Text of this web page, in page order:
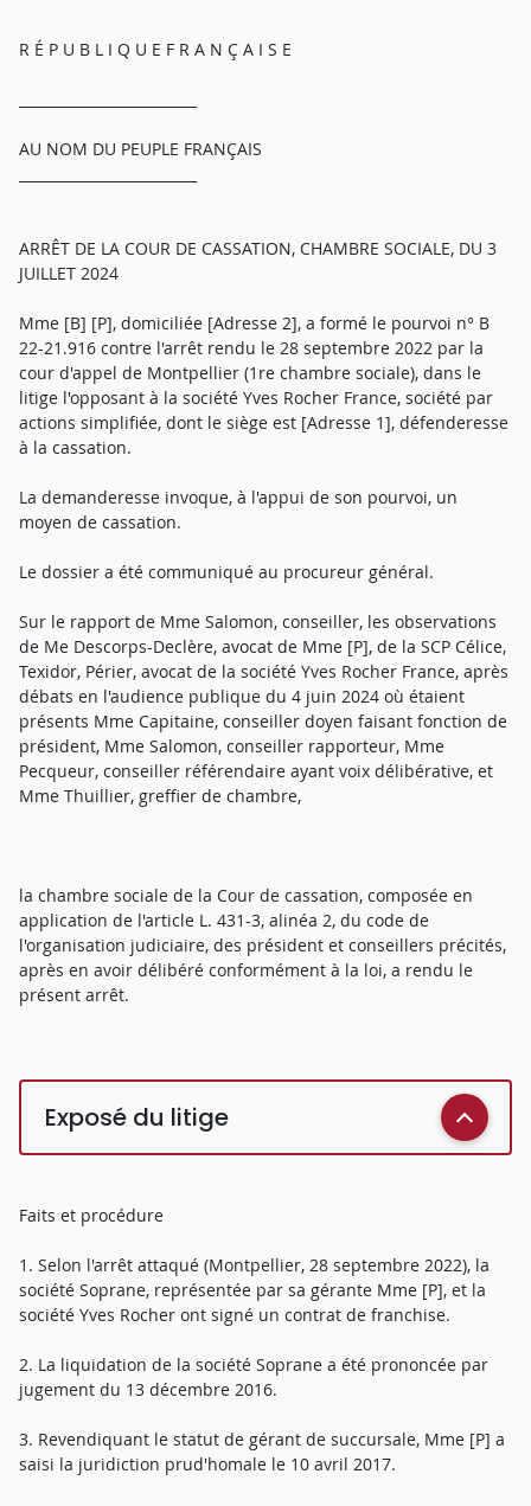
R É P U B L I Q U E F R A N Ç A I S E
AU NOM DU PEUPLE FRANÇAIS
ARRÊT DE LA COUR DE CASSATION, CHAMBRE SOCIALE, DU 3
JUILLET 2024
Mme [B] [P], domiciliée [Adresse 2], a formé le pourvoi n° B
22-21.916 contre l'arrêt rendu le 28 septembre 2022 par la
cour d'appel de Montpellier (1re chambre sociale), dans le
litige l'opposant à la société Yves Rocher France, société par
actions simplifiée, dont le siège est [Adresse 1], défenderesse
à la cassation.
La demanderesse invoque, à l'appui de son pourvoi, un
moyen de cassation.
Le dossier a été communiqué au procureur général.
Sur le rapport de Mme Salomon, conseiller, les observations
de Me Descorps-Declère, avocat de Mme [P], de la SCP Célice,
Texidor, Périer, avocat de la société Yves Rocher France, après
débats en l'audience publique du 4 juin 2024 où étaient
présents Mme Capitaine, conseiller doyen faisant fonction de
président, Mme Salomon, conseiller rapporteur, Mme
Pecqueur, conseiller référendaire ayant voix délibérative, et
Mme Thuillier, greffier de chambre,
la chambre sociale de la Cour de cassation, composée en
application de l'article L. 431-3, alinéa 2, du code de
l'organisation judiciaire, des président et conseillers précités,
après en avoir délibéré conformément à la loi, a rendu le
présent arrêt.
Exposé du litige
Faits et procédure
1. Selon l'arrêt attaqué (Montpellier, 28 septembre 2022), la
société Soprane, représentée par sa gérante Mme [P], et la
société Yves Rocher ont signé un contrat de franchise.
2. La liquidation de la société Soprane a été prononcée par
jugement du 13 décembre 2016.
3. Revendiquant le statut de gérant de succursale, Mme [P] a
saisi la juridiction prud'homale le 10 avril 2017.